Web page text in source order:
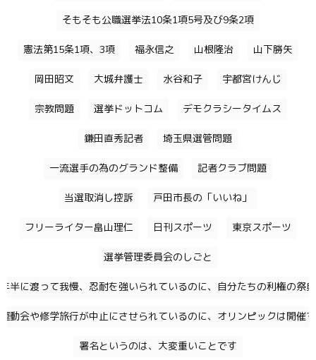
そもそも公職選挙法10条1項5号及び9条2項
憲法第15条1項、3項 福永信之 山根隆治 山下勝矢
岡田昭文 大城弁護士 水谷和子 宇都宮けんじ
宗教問題 選挙ドットコム デモクラシータイムス
鎌田直秀記者 埼玉県選管問題
一流選手の為のグランド整備 記者クラブ問題
当選取消し控訴 戸田市長の「いいね」
フリーライター畠山理仁 日刊スポーツ 東京スポーツ
選挙管理委員会のしごと
半に渡って我慢、忍耐を強いられているのに、自分たちの利権の祭
動会や修学旅行が中止にさせられているのに、オリンピックは開催
署名というのは、大変重いことです